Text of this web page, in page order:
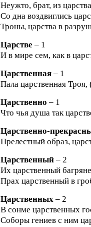
Неужто, брат, из
Со дна воздвиглись
Троны, царства в
Царстве – 1
И в мире сем, как в
Царственная – 1
Пала царственная Троя,
Царственно – 1
Что чья душа так
Царственно-
Прелестный образ,
Царственный – 2
Их царственный
Прах царственный в
Царственных – 2
В сонме царственных
Соборы гениев с ним